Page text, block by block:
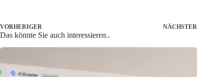
VORHERIGER NÄCHSTER
Das könnte Sie auch interessieren..